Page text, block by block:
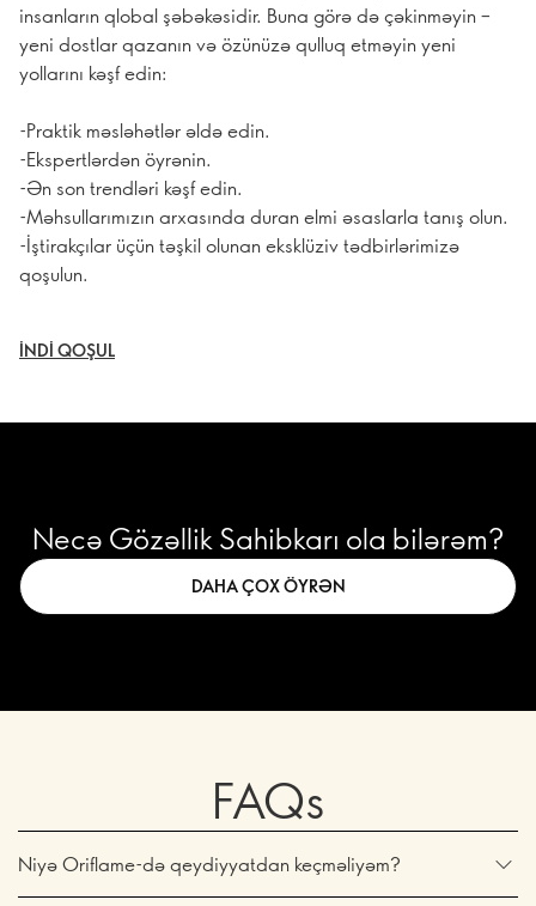
insanların qlobal şəbəkəsidir. Buna görə də çəkinməyin –
yeni dostlar qazanın və özünüzə qulluq etməyin yeni
yollarını kəşf edin:
-Praktik məsləhətlər əldə edin.
-Ekspertlərdən öyrənin.
-Ən son trendləri kəşf edin.
-Məhsullarımızın arxasında duran elmi əsaslarla tanış olun.
-İştirakçılar üçün təşkil olunan eksklüziv tədbirlərimizə
qoşulun.
İNDI QOŞUL
Necə Gözəllik Sahibkarı ola bilərəm?
DAHA ÇOX ÖYRƏN
FAQs
Niyə Oriflame-də qeydiyyatdan keçməliyəm?